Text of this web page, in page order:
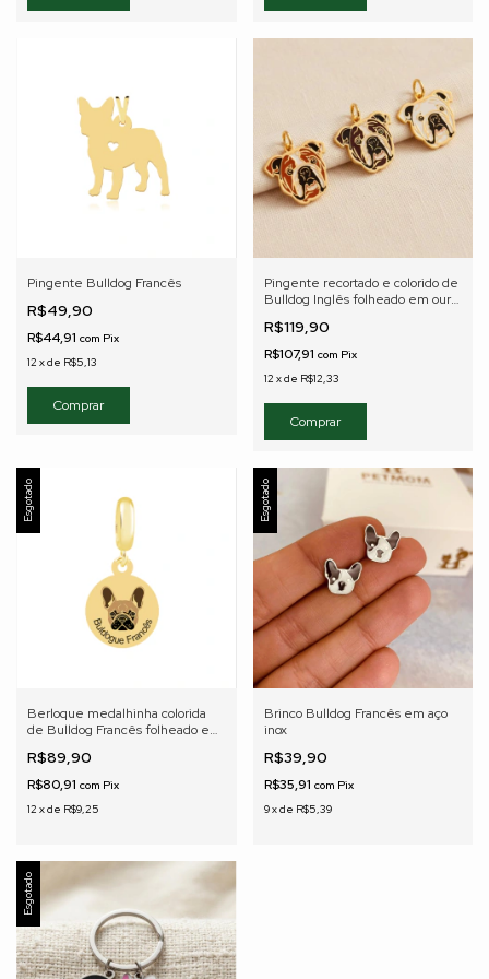
Pingente Bulldog Francês
R$49,90
R$44,91 com Pix
12 xde R$5,13
Comprar
Pingente recortado e colorido de
Bulldog Inglês folheado em ouro
R$119,90
R$107,91 com Pix
12 xde R$12,33
Comprar
Esgotado
Berloque medalhinha colorida
de Bulldog Francês folheado em
R$89,90
R$80,91 com Pix
12 xde R$9,25
Esgotado
Brinco Bulldog Francês em aço
inox
R$39,90
R$35,91 com Pix
9xde R$5,39
Esgotado